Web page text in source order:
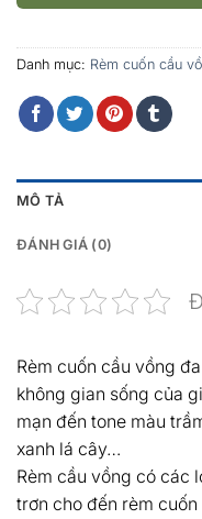
Danh mục: Rèm cuốn cầu
MÔ TẢ
ĐÁNH GIÁ (0)
Rèm cuốn cầu vồng
không gian sống của
mạn đến tone màu
xanh lá cây…
Rèm cầu vồng có các
trơn cho đến rèm